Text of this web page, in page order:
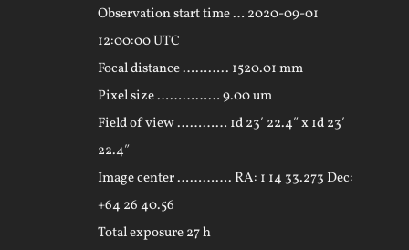
Observation start time … 2020-09-01
12:00:00 UTC
Focal distance ……….. 1520.01 mm
Pixel size …………… 9.00 um
Field of view ………… 1d 23′ 22.4″ x 1d 23′
22.4″
Image center …………. RA: 1 14 33.273 Dec:
+64 26 40.56
Total exposure 27 h